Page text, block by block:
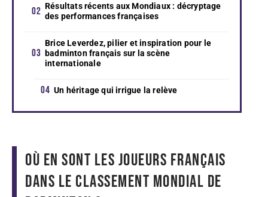
Résultats récents aux Mondiaux : décryptage
des performances françaises
Brice Leverdez, pilier et inspiration pour le
badminton français sur la scène
internationale
Un héritage qui irrigue la relève
Où en sont les joueurs français
dans le classement mondial de